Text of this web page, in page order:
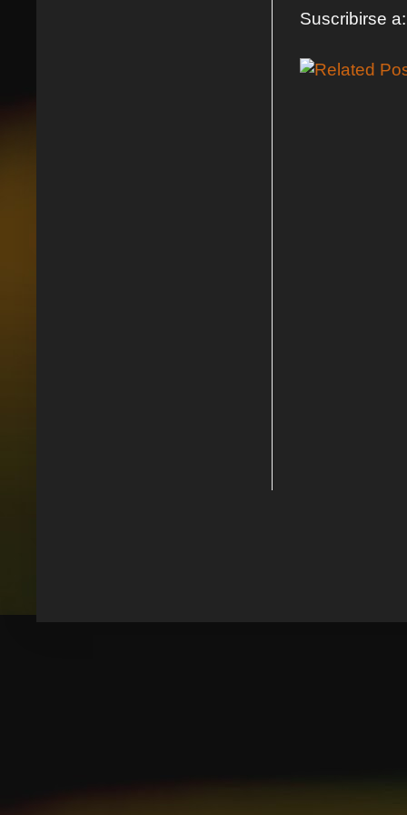
Suscribirse